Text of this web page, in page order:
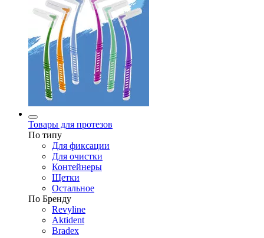
Товары для протезов
По типу
Для фиксации
Для очистки
Контейнеры
Щетки
Остальное
По Бренду
Revyline
Aktident
Bradex